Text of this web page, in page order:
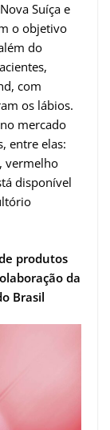
Suíça e
o objetivo
do
com
os lábios.
mercado
entre elas:
vermelho
disponível
produtos
da
Brasil